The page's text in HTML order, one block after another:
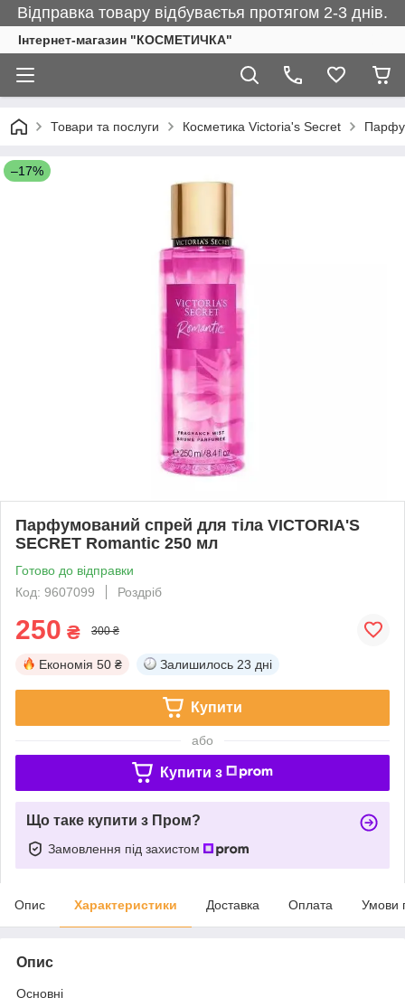
Відправка товару відбуваєтья протягом 2-3 днів.
Інтернет-магазин "КОСМЕТИЧКА"
Товари та послуги Косметика Victoria's Secret
–17%
Парфумований спрей для тіла VICTORIA'S
SECRET Romantic 250 мл
Готово до відправки
Код: 9607099
Роздріб
250 ₴ 300 ₴
Економія 50 ₴ Залишилось 23 дні
Купити
або
Купити з
Що таке купити з Пром?
Замовлення під захистом
Опис Характеристики Доставка Оплата Умови
Опис
Основні